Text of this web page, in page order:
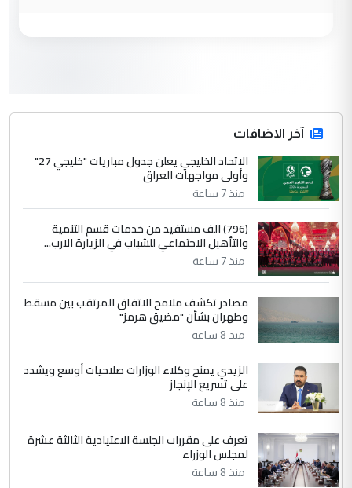
جنسية الرافد الثالث للعراق ومن اصول عريقة
ابا فرات ...
الموضوع :
الجواهري يرد على صدام حسين سل
مضجعيك يابن الزنا (نص كامل)
سردار
التعليق : واحد من عصابة علي ماما يسقط
جنسية الرافد الثالث للعراق ومن اصول عريقة
ابا فرات ...
الجواهري يرد على صدام حسين سل
مضجعيك يابن الزنا (نص كامل)
5
التعليق : تحياتي لك استاذ حامدتركان. كلام
دقيق ومسؤول؛ فالاستثمار الحقيقي للإنسان
الموضوع :
بين الإهمال واغتصاب الأرض.. بلاد
الرافدين تعاني الجفاف والتصحر!!
آخر الاضافات
الاتحاد الخليجي يعلن جدول مباريات "خليجي 27"
وأولى مواجهات العراق
منذ 7 ساعة
(796) الف مستفيد من خدمات قسم التنمية
والتأهيل الاجتماعي للشباب في الزيارة الارب...
منذ 7 ساعة
مصادر تكشف ملامح الاتفاق المرتقب بين مسقط
وطهران بشأن "مضيق هرمز"
منذ 8 ساعة
الزيدي يمنح وكلاء الوزارات صلاحيات أوسع ويشدد
على تسريع الإنجاز
منذ 8 ساعة
تعرف على مقررات الجلسة الاعتيادية الثالثة عشرة
لمجلس الوزراء
منذ 8 ساعة